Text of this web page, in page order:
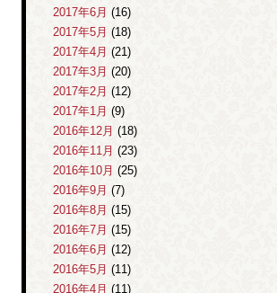
2017年6月 (16)
2017年5月 (18)
2017年4月 (21)
2017年3月 (20)
2017年2月 (12)
2017年1月 (9)
2016年12月 (18)
2016年11月 (23)
2016年10月 (25)
2016年9月 (7)
2016年8月 (15)
2016年7月 (15)
2016年6月 (12)
2016年5月 (11)
2016年4月 (11)